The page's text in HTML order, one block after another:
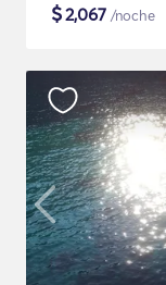
$2,067 /noche